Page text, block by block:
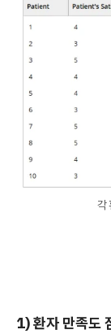
각
1) 환자 만족도